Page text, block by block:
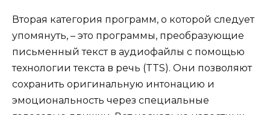
Вторая категория программ, о которой следует
упомянуть, – это программы, преобразующие
письменный текст в аудиофайлы с помощью
технологии текста в речь (TTS). Они позволяют
сохранить оригинальную интонацию и
эмоциональность через специальные